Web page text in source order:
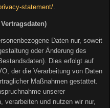
statement/.
Daten nur, soweit
oder Änderung des
Dies erfolgt auf
der die Verarbeitung von Daten
Maßnahmen gestattet.
unserer
verarbeiten und nutzen wir nur,